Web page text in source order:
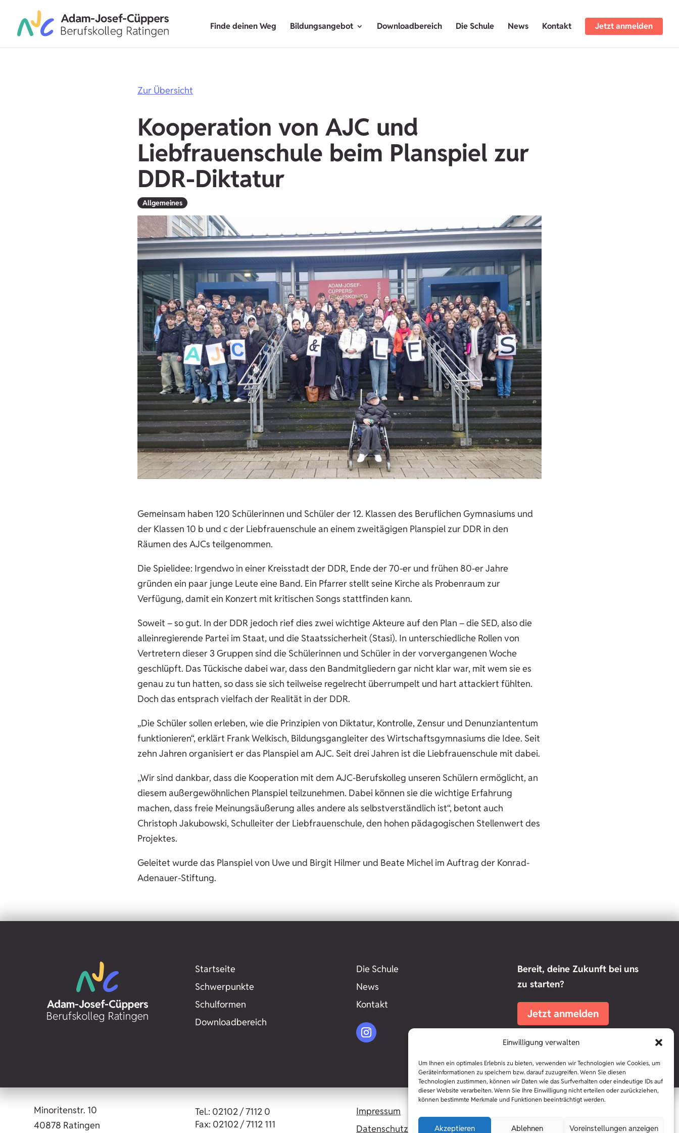
Einwilligung verwalten
Um Ihnen ein optimales Erlebnis zu bieten, verwenden wir Technologien wie Cookies, um
Geräteinformationen zu speichern bzw. darauf zuzugreifen. Wenn Sie diesen
Technologien zustimmen, können wir Daten wie das Surfverhalten oder eindeutige IDs auf
dieser Website verarbeiten. Wenn Sie Ihre Einwilligung nicht erteilen oder zurückziehen,
können bestimmte Merkmale und Funktionen beeinträchtigt werden.
Akzeptieren Ablehnen Voreinstellungen anzeigen
Finde deinen Weg Bildungsangebot Downloadbereich Die Schule News Kontakt Jetzt anmelden
Zur Übersicht
Kooperation von AJC und
Liebfrauenschule beim Planspiel zur
DDR-Diktatur
Allgemeines
Gemeinsam haben 120 Schülerinnen und Schüler der 12. Klassen des Beruflichen Gymnasiums und
der Klassen 10 b und c der Liebfrauenschule an einem zweitägigen Planspiel zur DDR in den
Räumen des AJCs teilgenommen.
Die Spielidee: Irgendwo in einer Kreisstadt der DDR, Ende der 70-er und frühen 80-er Jahre
gründen ein paar junge Leute eine Band. Ein Pfarrer stellt seine Kirche als Probenraum zur
Verfügung, damit ein Konzert mit kritischen Songs stattfinden kann.
Soweit – so gut. In der DDR jedoch rief dies zwei wichtige Akteure auf den Plan – die SED, also die
alleinregierende Partei im Staat, und die Staatssicherheit (Stasi). In unterschiedliche Rollen von
Vertretern dieser 3 Gruppen sind die Schülerinnen und Schüler in der vorvergangenen Woche
geschlüpft. Das Tückische dabei war, dass den Bandmitgliedern gar nicht klar war, mit wem sie es
genau zu tun hatten, so dass sie sich teilweise regelrecht überrumpelt und hart attackiert fühlten.
Doch das entsprach vielfach der Realität in der DDR.
„Die Schüler sollen erleben, wie die Prinzipien von Diktatur, Kontrolle, Zensur und Denunziantentum
funktionieren“, erklärt Frank Welkisch, Bildungsgangleiter des Wirtschaftsgymnasiums die Idee. Seit
zehn Jahren organisiert er das Planspiel am AJC. Seit drei Jahren ist die Liebfrauenschule mit dabei.
„Wir sind dankbar, dass die Kooperation mit dem AJC-Berufskolleg unseren Schülern ermöglicht, an
diesem außergewöhnlichen Planspiel teilzunehmen. Dabei können sie die wichtige Erfahrung
machen, dass freie Meinungsäußerung alles andere als selbstverständlich ist“, betont auch
Christoph Jakubowski, Schulleiter der Liebfrauenschule, den hohen pädagogischen Stellenwert des
Projektes.
Geleitet wurde das Planspiel von Uwe und Birgit Hilmer und Beate Michel im Auftrag der Konrad-
Adenauer-Stiftung.
Startseite
Schwerpunkte
Schulformen
Downloadbereich
Die Schule
News
Kontakt
Bereit, deine Zukunft bei uns
zu starten?
Jetzt anmelden
Minoritenstr. 10
40878 Ratingen
Tel.: 02102 / 7112 0
Fax: 02102 / 7112 111
Impressum
Datenschutz